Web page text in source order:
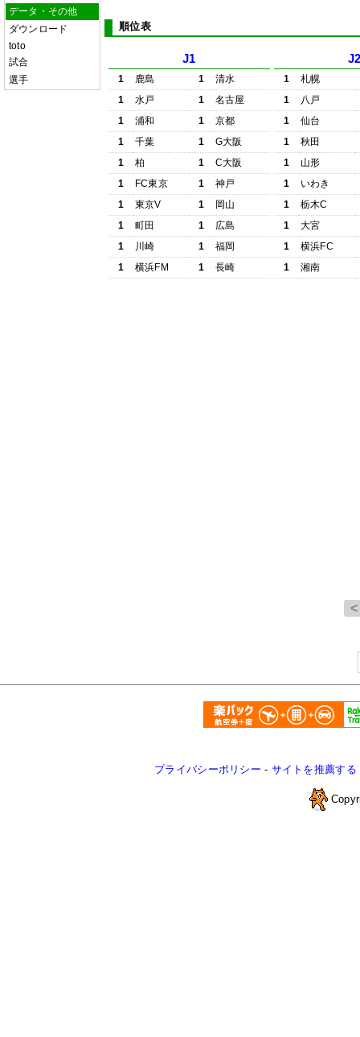
データ・その他
ダウンロード
toto
試合
選手
順位表
J1
1 鹿島 1
清水
1
水戸 1
名古屋
1
浦和 1
京都
1
千葉 1
G大阪
1
柏 1
C大阪
1
FC東京 1
神戸
1
東京V 1
岡山
1
町田 1
広島
1
川崎 1
福岡
1
横浜FM 1 長崎
1
札幌
1
八戸
1
仙台
1
秋田
1
山形
1
いわき
1
栃木C
1
大宮
1
横浜FC
1
湘南
プライバシーポリシー - サイトを推薦する